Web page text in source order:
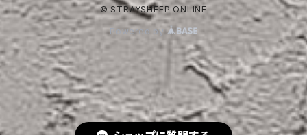
© STRAYSHEEP ONLINE
Powered by